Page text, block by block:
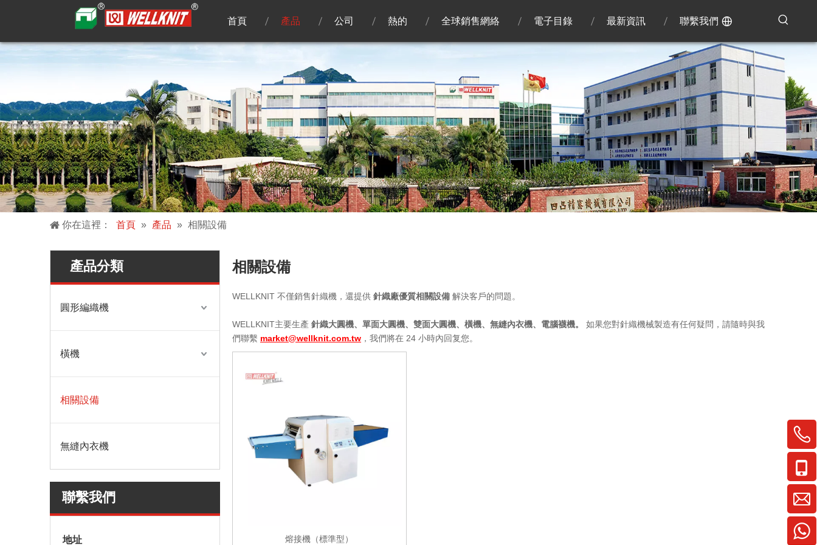
首頁 產品 公司 熱的 全球銷售網絡 電子目錄 最新資訊 聯繫我們
你在這裡： 首頁 » 產品 » 相關設備
產品分類
圓形編織機
橫機
相關設備
無縫內衣機
聯繫我們
地址
相關設備
WELLKNIT 不僅銷售針織機，還提供 針織廠優質相關設備 解決客戶的問題。
WELLKNIT主要生產 針織大圓機、單面大圓機、雙面大圓機、橫機、無縫內衣機、電腦襪機。
如果您對針織機械製造有任何疑問，請隨時與我
們聯繫 market@wellknit.com.tw ，我們將在 24 小時內回复您。
熔接機（標準型）